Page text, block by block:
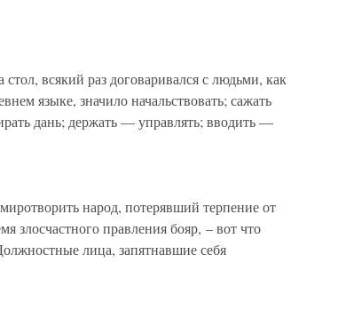
всякий раз договаривался с людьми, как
языке, значило начальствовать; сажать
дань; держать — управлять; вводить —
народ, потерявший терпение от
злосчастного правления бояр, – вот что
лица, запятнавшие себя